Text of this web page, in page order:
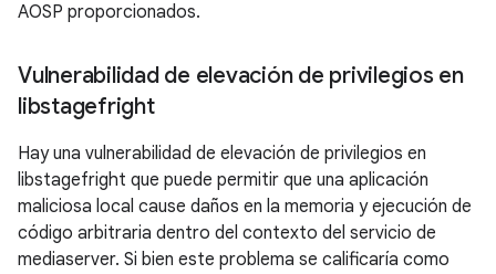
AOSP proporcionados.
Vulnerabilidad de elevación de privilegios en
libstagefright
Hay una vulnerabilidad de elevación de privilegios en
libstagefright que puede permitir que una aplicación
maliciosa local cause daños en la memoria y ejecución de
código arbitraria dentro del contexto del servicio de
mediaserver. Si bien este problema se calificaría como